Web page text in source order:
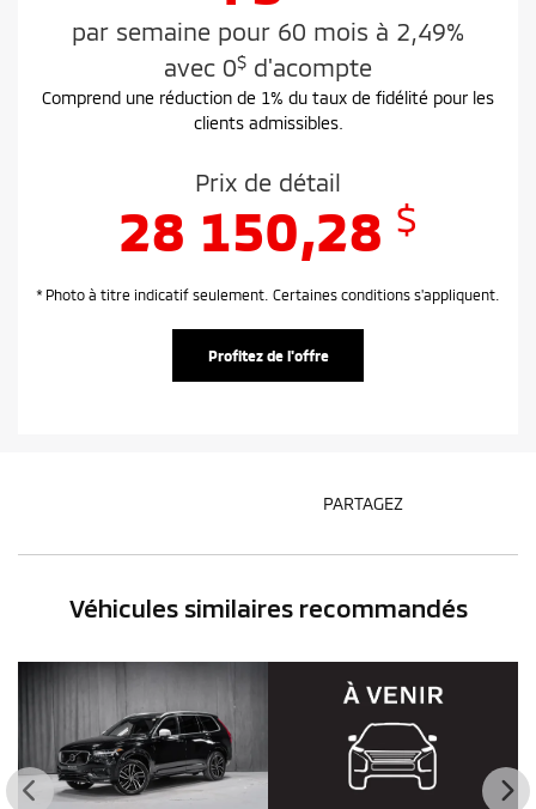
par semaine pour 60 mois à 2,49%
avec 0$ d'acompte
Comprend une réduction de 1% du taux de fidélité pour les
clients admissibles.
Prix de détail
28 150,28 $
* Photo à titre indicatif seulement. Certaines conditions s'appliquent.
Profitez de l'offre
PARTAGEZ
Véhicules similairesrecommandés